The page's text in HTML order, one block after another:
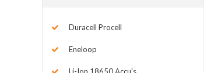
Duracell Procell
Eneloop
Li-Ion 18650 Accu's